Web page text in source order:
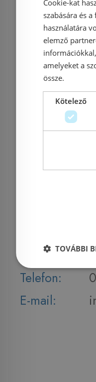
Telefon:
E-mail:
Cookie-kat
szabására és
használatára
elemző
amelyeket a
össze.
Kötelező
TOVÁBBI